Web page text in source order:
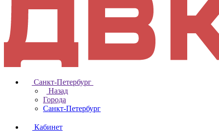
Санкт-Петербург
Назад
Города
Санкт-Петербург
Кабинет